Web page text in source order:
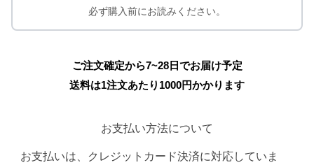
必ず購入前にお読みください。
ご注文確定から7~28日でお届け予定
送料は1注文あたり 1000円かかります
お支払い方法について
お支払いは、クレジットカード決済に対応していま